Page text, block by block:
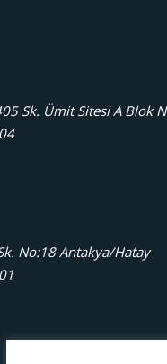
Sk. Ümit Sitesi A Blok
No:18 Antakya/Hatay